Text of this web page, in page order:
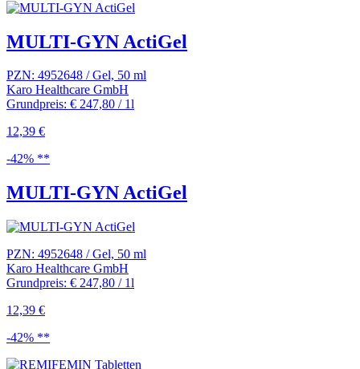
MULTI-GYN ActiGel
PZN: 4952648 / Gel, 50 ml
Karo Healthcare GmbH
Grundpreis: € 247,80 / 1l
12,39 €
-42% **
MULTI-GYN ActiGel
PZN: 4952648 / Gel, 50 ml
Karo Healthcare GmbH
Grundpreis: € 247,80 / 1l
12,39 €
-42% **